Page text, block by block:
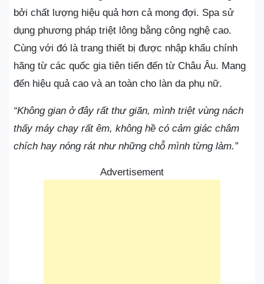
bởi chất lượng hiệu quả hơn cả mong đợi. Spa sử
dụng phương pháp triệt lông bằng công nghệ cao.
Cùng với đó là trang thiết bị được nhập khẩu chính
hãng từ các quốc gia tiên tiến đến từ Châu Âu. Mang
đến hiệu quả cao và an toàn cho làn da phụ nữ.
“Không gian ở đây rất thư giãn, mình triệt vùng nách
thấy máy chạy rất êm, không hề có cảm giác châm
chích hay nóng rát như những chỗ mình từng làm.”
Advertisement